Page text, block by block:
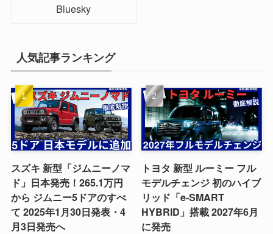
Bluesky
人気記事ランキング
スズキ 新型「ジムニーノマ
ド」日本発売！265.1万円
から ジムニー5ドアのすべ
て 2025年1月30日発表・4
月3日発売へ
トヨタ 新型 ルーミー フル
モデルチェンジ 初のハイブ
リッド「e-SMART
HYBRID」搭載 2027年6月
に発売